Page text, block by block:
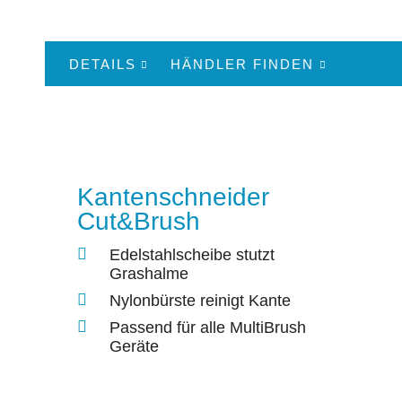
DETAILS HÄNDLER FINDEN
Kantenschneider
Cut&Brush
Edelstahlscheibe stutzt
Grashalme
Nylonbürste reinigt Kante
Passend für alle MultiBrush
Geräte